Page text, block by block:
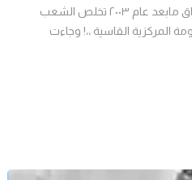
حسام الحاج حسين || في العراق مابعد عام ٢٠٠٣ تخلص الشعب
المركزية القاسية ،،! وجاءت